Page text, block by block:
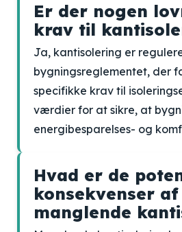
Er der nogen
krav til
Ja, kantisolering er
bygningsreglementet, der
specifikke krav til
værdier for at sikre, at
energibesparelses- og
Hvad er de
konsekvenser af
manglende